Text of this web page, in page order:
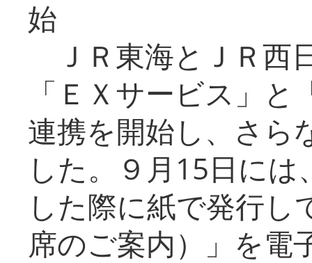
始
ＪＲ東海とＪＲ西
「ＥＸサービス」
連携を開始し、さら
した。９月15日に
した際に紙で発行し
席のご案内）」を電